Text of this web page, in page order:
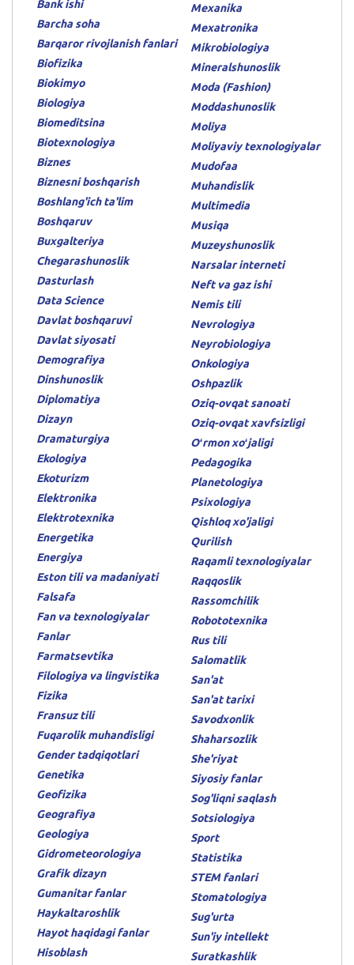
Bank ishi
Barcha soha
Barqaror rivojlanish fanlari
Biofizika
Biokimyo
Biologiya
Biomeditsina
Biotexnologiya
Biznes
Biznesni boshqarish
Boshlang'ich ta'lim
Boshqaruv
Buxgalteriya
Chegarashunoslik
Dasturlash
Data Science
Davlat boshqaruvi
Davlat siyosati
Demografiya
Dinshunoslik
Diplomatiya
Dizayn
Dramaturgiya
Ekologiya
Ekoturizm
Elektronika
Elektrotexnika
Energetika
Energiya
Eston tili va madaniyati
Falsafa
Fan va texnologiyalar
Fanlar
Farmatsevtika
Filologiya va lingvistika
Fizika
Fransuz tili
Fuqarolik muhandisligi
Gender tadqiqotlari
Genetika
Geofizika
Geografiya
Geologiya
Gidrometeorologiya
Grafik dizayn
Gumanitar fanlar
Haykaltaroshlik
Hayot haqidagi fanlar
Hisoblash
Mexanika
Mexatronika
Mikrobiologiya
Mineralshunoslik
Moda (Fashion)
Moddashunoslik
Moliya
Moliyaviy texnologiyalar
Mudofaa
Muhandislik
Multimedia
Musiqa
Muzeyshunoslik
Narsalar interneti
Neft va gaz ishi
Nemis tili
Nevrologiya
Neyrobiologiya
Onkologiya
Oshpazlik
Oziq-ovqat sanoati
Oziq-ovqat xavfsizligi
Oʻrmon xoʻjaligi
Pedagogika
Planetologiya
Psixologiya
Qishloq xo'jaligi
Qurilish
Raqamli texnologiyalar
Raqqoslik
Rassomchilik
Robototexnika
Rus tili
Salomatlik
San'at
San'at tarixi
Savodxonlik
Shaharsozlik
She'riyat
Siyosiy fanlar
Sog'liqni saqlash
Sotsiologiya
Sport
Statistika
STEM fanlari
Stomatologiya
Sug'urta
Sun'iy intellekt
Suratkashlik